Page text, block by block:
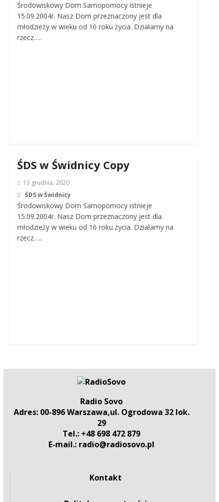
Środowiskowy Dom Samopomocy istnieje
15.09.2004r. Nasz Dom przeznaczony jest dla
młodzieży w wieku od 16 roku życia. Działamy na
rzecz…..
ŚDS w Świdnicy Copy
13 grudnia, 2020
ŚDS w Świdnicy
Środowiskowy Dom Samopomocy istnieje
15.09.2004r. Nasz Dom przeznaczony jest dla
młodzieży w wieku od 16 roku życia. Działamy na
rzecz…..
Radio Sovo
Adres: 00-896 Warszawa,ul. Ogrodowa 32 lok.
29
Tel.: +48 698 472 879
E-mail.: radio@radiosovo.pl
Kontakt